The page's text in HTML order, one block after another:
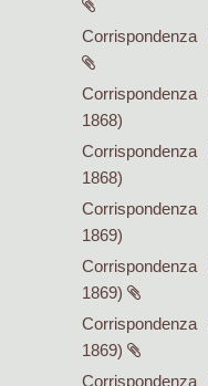
Corrispondenza
Corrispondenza
1868)
Corrispondenza
1868)
Corrispondenza
1869)
Corrispondenza
1869)
Corrispondenza
1869)
Corrispondenza